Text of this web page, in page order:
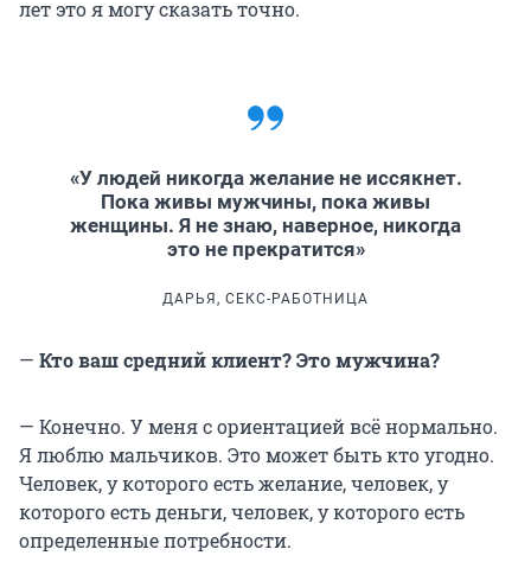
лет это я могу сказать точно.
«У людей никогда желание не иссякнет.
Пока живы мужчины, пока живы
женщины. Я не знаю, наверное, никогда
это не прекратится»
ДАРЬЯ, СЕКС-РАБОТНИЦА
— Кто ваш средний клиент? Это мужчина?
— Конечно. У меня с ориентацией всё нормально.
Я люблю мальчиков. Это может быть кто угодно.
Человек, у которого есть желание, человек, у
которого есть деньги, человек, у которого есть
определенные потребности.